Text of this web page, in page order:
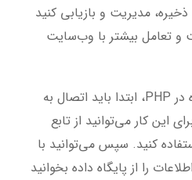
ذخیره، مدیریت و بازیابی کنید
و تعامل بیشتر با وب‌سایت
برای استفاده از پایگاه داده در PHP، ابتدا باید اتصال به
این کار می‌توانید از تابع
کنید. سپس می‌توانید با
استفاده از دستورات SQL اطلاعات را از پایگاه داده بخوانید